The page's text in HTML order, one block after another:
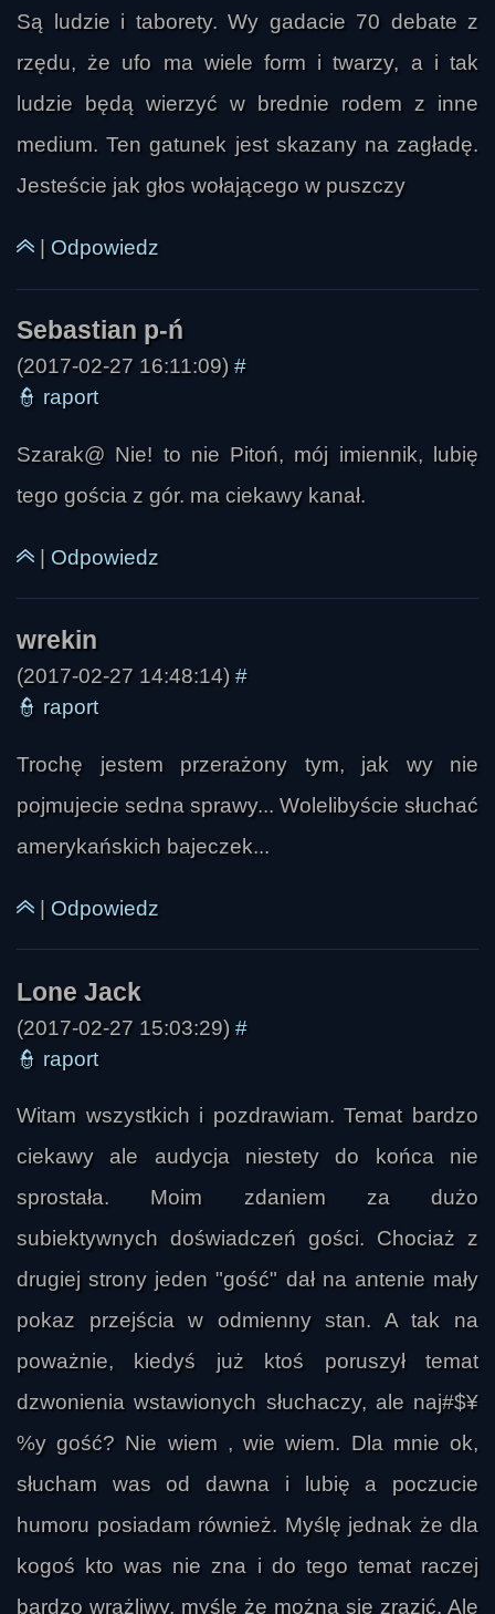
Są ludzie i taborety. Wy gadacie 70 debate z
rzędu, że ufo ma wiele form i twarzy, a i tak
ludzie będą wierzyć w brednie rodem z inne
medium. Ten gatunek jest skazany na zagładę.
Jesteście jak głos wołającego w puszczy
Odpowiedz
(2017-02-27 16:11:09) #
👮 raport
Szarak@ Nie! to nie Pitoń, mój imiennik, lubię
tego gościa z gór. ma ciekawy kanał.
| Odpowiedz
(2017-02-27 14:48:14) #
👮 raport
Trochę jestem przerażony tym, jak wy nie
pojmujecie sedna sprawy... Wolelibyście słuchać
amerykańskich bajeczek...
| Odpowiedz
(2017-02-27 15:03:29) #
👮 raport
Witam wszystkich i pozdrawiam. Temat bardzo
ciekawy ale audycja niestety do końca nie
sprostała. Moim zdaniem za dużo
subiektywnych doświadczeń gości. Chociaż z
drugiej strony jeden "gość" dał na antenie mały
pokaz przejścia w odmienny stan. A tak na
poważnie, kiedyś już ktoś poruszył temat
dzwonienia wstawionych słuchaczy, ale naj#$¥
%y gość? Nie wiem , wie wiem. Dla mnie ok,
słucham was od dawna i lubię a poczucie
humoru posiadam również. Myślę jednak że dla
kogoś kto was nie zna i do tego temat raczej
bardzo wrażliwy, myślę że można się zrazić. Ale
zbzdzislaw
obeman
pikwick